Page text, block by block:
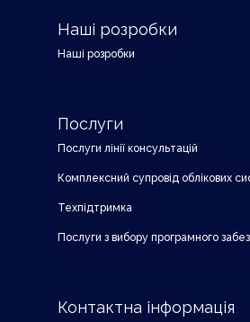
Наші розробки
Наші розробки
Послуги
Послуги лінії консультацій
Комплексний супровід облікових
Техпідтримка
Послуги з вибору програмного
Контактна інформація